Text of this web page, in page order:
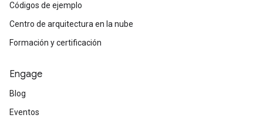
Códigos de ejemplo
Centro de arquitectura en la nube
Formación y certificación
Engage
Blog
Eventos